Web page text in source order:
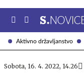
Aktivno državljanstvo
Sobota, 16. 4. 2022, 14.26